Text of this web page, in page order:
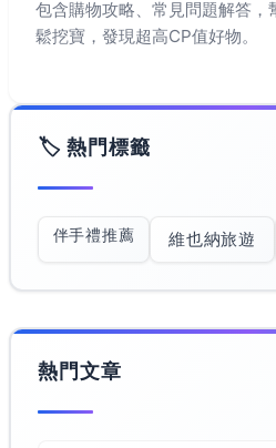
包含購物攻略、常見問題解答，
鬆挖寶，發現超高CP值好物。
🏷️ 熱門標籤
伴手禮推薦 維也納旅遊
熱門文章